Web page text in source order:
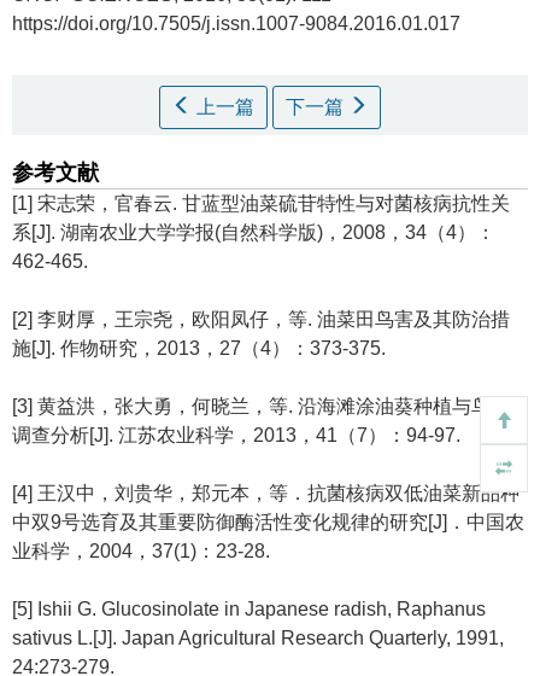
https://doi.org/10.7505/j.issn.1007-9084.2016.01.017
上一篇 下一篇
参考文献
[1] 宋志荣，官春云. 甘蓝型油菜硫苷特性与对菌核病抗性关
系[J]. 湖南农业大学学报(自然科学版)，2008，34（4）：
462-465.
[2] 李财厚，王宗尧，欧阳凤仔，等. 油菜田鸟害及其防治措
施[J]. 作物研究，2013，27（4）：373-375.
[3] 黄益洪，张大勇，何晓兰，等. 沿海滩涂油葵种植与鸟害
调查分析[J]. 江苏农业科学，2013，41（7）：94-97.
[4] 王汉中，刘贵华，郑元本，等．抗菌核病双低油菜新品种
中双9号选育及其重要防御酶活性变化规律的研究[J]．中国农
业科学，2004，37(1)：23-28.
[5] Ishii G. Glucosinolate in Japanese radish, Raphanus
sativus L.[J]. Japan Agricultural Research Quarterly, 1991,
24:273-279.